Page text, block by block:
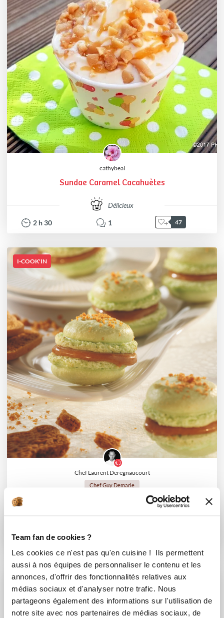
Team fan de cookies ?
Les cookies ce n'est pas qu'en cuisine ! Ils permettent
aussi à nos équipes de personnaliser le contenu et les
annonces, d'offrir des fonctionnalités relatives aux
médias sociaux et d'analyser notre trafic. Nous
partageons également des informations sur l'utilisation de
notre site avec nos partenaires de médias sociaux, de
cathybeal
Sundae Caramel Cacahuètes
Délicieux
2 h30 1 47
I-COOK'IN
Chef Laurent Deregnaucourt
Chef Guy Demarle
20min
I-COOK'IN